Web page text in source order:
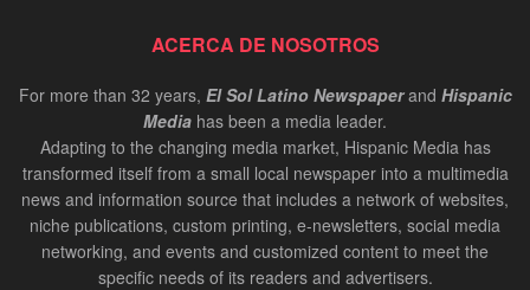
ACERCA DE NOSOTROS
For more than 32 years, El Sol Latino Newspaperand Hispanic
Media has been a media leader.
Adapting to the changing media market, Hispanic Media has
transformed itself from a small local newspaper into a multimedia
news and information source that includes a network of websites,
niche publications, custom printing, e-newsletters, social media
networking, and events and customized content to meet the
specific needs of its readers and advertisers.